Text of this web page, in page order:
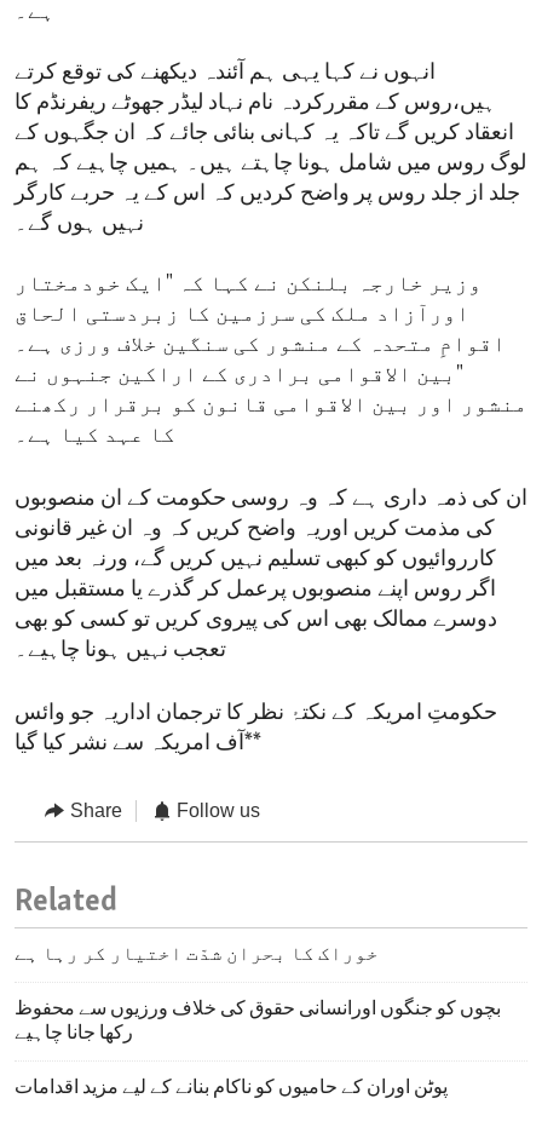
ہے۔
انہوں نے کہا یہی ہم آئندہ دیکھنے کی توقع کرتے
ہیں،روس کے مقررکردہ نام نہاد لیڈر جھوٹے ریفرنڈم کا
انعقاد کریں گے تاکہ یہ کہانی بنائی جائے کہ ان جگہوں کے
لوگ روس میں شامل ہونا چاہتے ہیں۔ ہمیں چاہیے کہ ہم
جلد از جلد روس پر واضح کردیں کہ اس کے یہ حربے کارگر
نہیں ہوں گے۔
وزیر خارجہ بلنکن نے کہا کہ "ایک خودمختار
اورآزاد ملک کی سرزمین کا زبردستی الحاق
اقوامِ متحدہ کے منشور کی سنگین خلاف ورزی ہے۔
"بین الاقوامی برادری کے اراکین جنہوں نے
منشور اور بین الاقوامی قانون کو برقرار رکھنے
کا عہد کیا ہے۔
ان کی ذمہ داری ہے کہ وہ روسی حکومت کے ان منصوبوں
کی مذمت کریں اوریہ واضح کریں کہ وہ ان غیر قانونی
کارروائیوں کو کبھی تسلیم نہیں کریں گے، ورنہ بعد میں
اگر روس اپنے منصوبوں پرعمل کر گذرے یا مستقبل میں
دوسرے ممالک بھی اس کی پیروی کریں تو کسی کو بھی
تعجب نہیں ہونا چاہیے۔
حکومتِ امریکہ کے نکتۂ نظر کا ترجمان اداریہ جو وائس
آف امریکہ سے نشر کیا گیا**
Share Follow us
Related
خوراک کا بحران شدّت اختیار کر رہا ہے
بچوں کو جنگوں اورانسانی حقوق کی خلاف ورزیوں سے محفوظ
رکھا جانا چاہیے
پوٹن اوران کے حامیوں کو ناکام بنانے کے لیے مزید اقدامات